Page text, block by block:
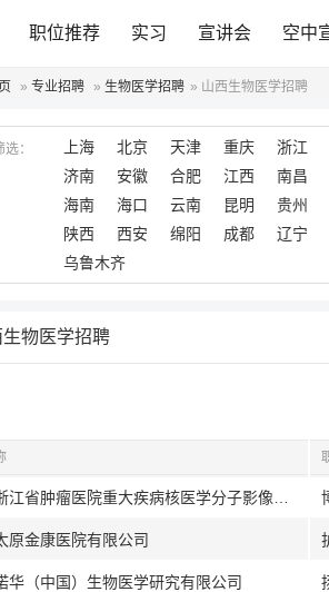
职位推荐 实习 宣讲会 空中
» 专业招聘 » 生物医学招聘 » 山西生物医学招聘
： 上海 北京 天津 重庆
浙江
济南
安徽 合肥 江西
南昌
海南
海口 云南 昆明
贵州
陕西
西安 绵阳 成都
辽宁
乌鲁木齐
生物医学招聘
原金康医院有限公司
华（中国）生物医学研究有限公司